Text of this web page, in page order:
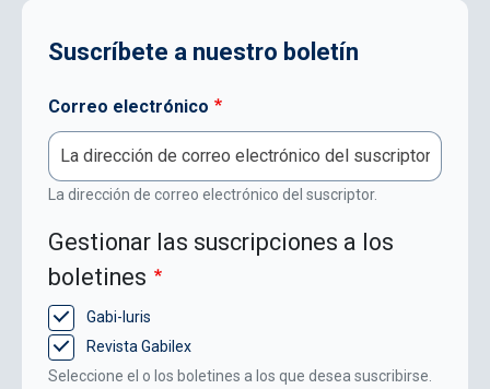
Suscríbete a nuestro boletín
Correo electrónico
La dirección de correo electrónico del suscriptor.
Gestionar las suscripciones a los
boletines
Gabi-Iuris
Revista Gabilex
Seleccione el o los boletines a los que desea suscribirse.